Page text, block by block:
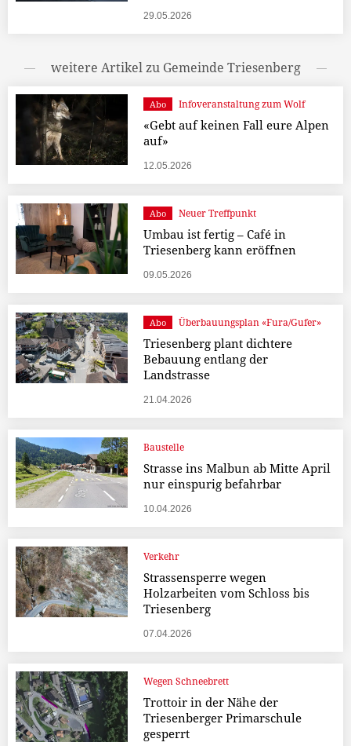
29.05.2026
weitere Artikel zu Gemeinde Triesenberg
Abo Infoveranstaltung zum Wolf
«Gebt auf keinen Fall eure Alpen
auf»
12.05.2026
Abo Neuer Treffpunkt
Umbau ist fertig – Café in
Triesenberg kann eröffnen
09.05.2026
Abo Überbauungsplan «Fura/Gufer»
Triesenberg plant dichtere
Bebauung entlang der
Landstrasse
21.04.2026
Baustelle
Strasse ins Malbun ab Mitte April
nur einspurig befahrbar
10.04.2026
Verkehr
Strassensperre wegen
Holzarbeiten vom Schloss bis
Triesenberg
07.04.2026
Wegen Schneebrett
Trottoir in der Nähe der
Triesenberger Primarschule
gesperrt